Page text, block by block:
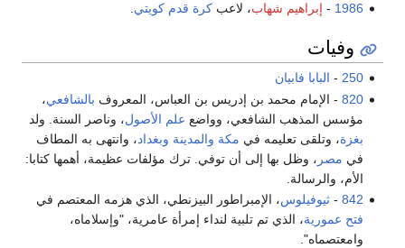
1986
- إبراهيم شهاب، لاعبكرة قدم كويتي
وفيات
250
- البابا فابيان
820 - الإمام محمد بن إدريس بن العباس، المعروف بالشافعي،
مؤسس المذهب الشافعي، وواضع علم الأصول، وناصر السنة. ولد
بغزة، وتلقى تعليمه في مكة والمدينة وبغداد، وانتهى به المطاف
في مصر ، وظل بها إلى أن توفي. ترك مؤلفات عظيمة، أهمها كتابا:
الأم، والرسالة.
842
-ثيوفيلوس، الإمبراطور البيزنطي، الذي هزمه المعتصم في
فتح عمورية، الذي تم تلبية لنداء إمرأة عامرية، "وإسلاماه،
وامعتصماه".